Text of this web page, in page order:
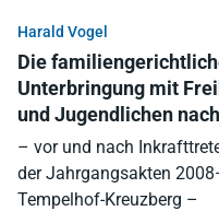
Harald Vogel
Die
Unterbringung mit
und Jugendlichen
– vor und nach
der Jahrgangsakten
Tempelhof-Kreuzberg –